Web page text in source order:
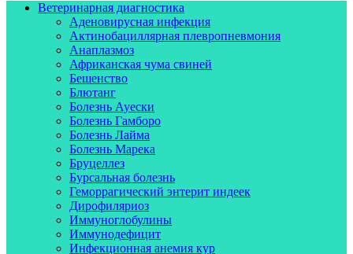
Ветеринарная диагностика
Аденовирусная инфекция
Актинобациллярная плевропневмония
Анаплазмоз
Африканская чума свиней
Бешенство
Блютанг
Болезнь Ауески
Болезнь Гамборо
Болезнь Лайма
Болезнь Марека
Бруцеллез
Бурсальная болезнь
Геморрагический энтерит индеек
Дирофиляриоз
Иммуноглобулины
Иммунодефицит
Инфекционная анемия кур